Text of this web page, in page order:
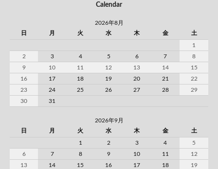
Calendar
2026年8月
日
月 火 水 木 金 土
1
2
3 4 5 6 7
8
9
10 11 12 13 14
15
16
17 18 19 20 21
22
23
24 25 26 27 28
29
30
31
2026年9月
日
月 火 水 木 金 土
1 2 3 4
5
6
7 8 9 10 11
12
13
14 15 16 17 18
19